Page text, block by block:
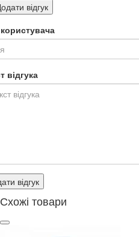
відгук
відгука
відгук
Схожі товари